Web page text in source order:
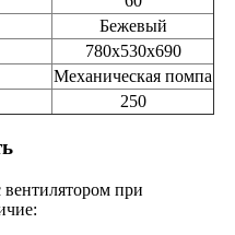
Бежевый
780х530х690
Механическая помпа
250
при